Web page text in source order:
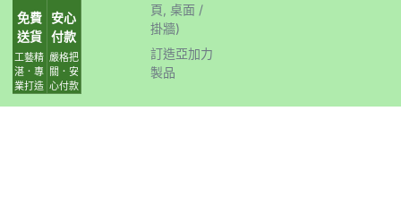
免費
送貨
工藝精
湛．專
業打造
安心
付款
嚴格把
關．安
心付款
頁, 桌面 /
掛牆)
訂造亞加力
製品